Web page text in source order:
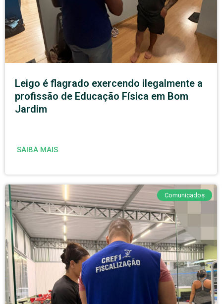
Leigo é flagrado exercendo ilegalmente a
profissão de Educação Física em Bom
Jardim
SAIBA MAIS
Comunicados